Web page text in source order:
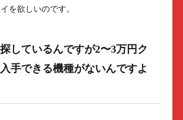
を欲しいのです。
しているんですが2〜3万円ク
手できる機種がないんですよ